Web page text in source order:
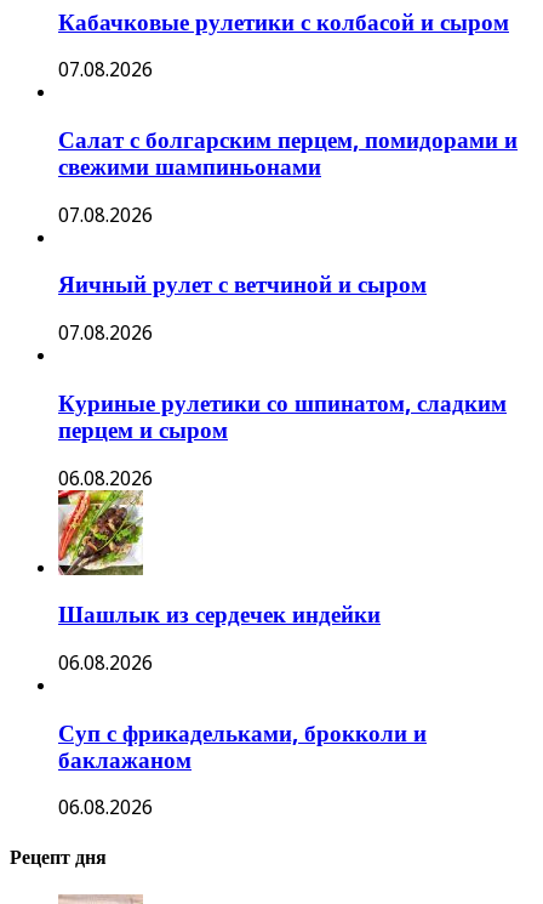
Кабачковые рулетики с колбасой и сыром
07.08.2026
Салат с болгарским перцем, помидорами и
свежими шампиньонами
07.08.2026
Яичный рулет с ветчиной и сыром
07.08.2026
Куриные рулетики со шпинатом, сладким
перцем и сыром
06.08.2026
Шашлык из сердечек индейки
06.08.2026
Суп с фрикадельками, брокколи и
баклажаном
06.08.2026
Рецепт дня